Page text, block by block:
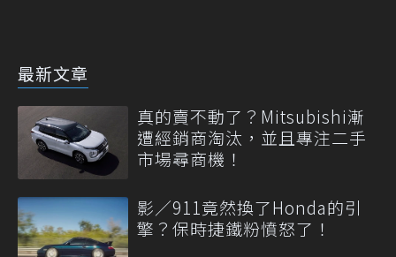
最新文章
真的賣不動了？Mitsubishi漸
遭經銷商淘汰，並且專注二手
市場尋商機！
影／911竟然換了Honda的引
擎？保時捷鐵粉憤怒了！